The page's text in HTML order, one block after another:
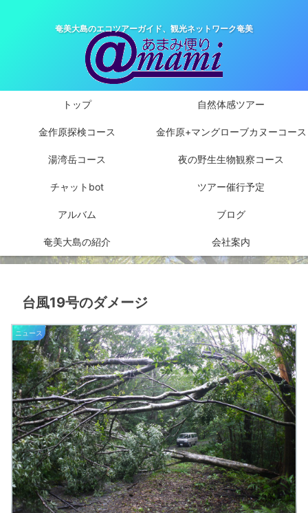
奄美大島のエコツアーガイド、観光ネットワーク奄美
トップ 自然体感ツアー
金作原探検コース 金作原+マングローブカヌーコース
湯湾岳コース 夜の野生生物観察コース
チャットbot ツアー催行予定
アルバム ブログ
奄美大島の紹介 会社案内
台風19号のダメージ
ニュース